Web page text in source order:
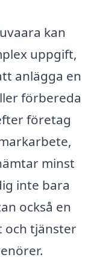
kan
uppgift,
anlägga en
förbereda
företag
minst
inte bara
också en
och tjänster